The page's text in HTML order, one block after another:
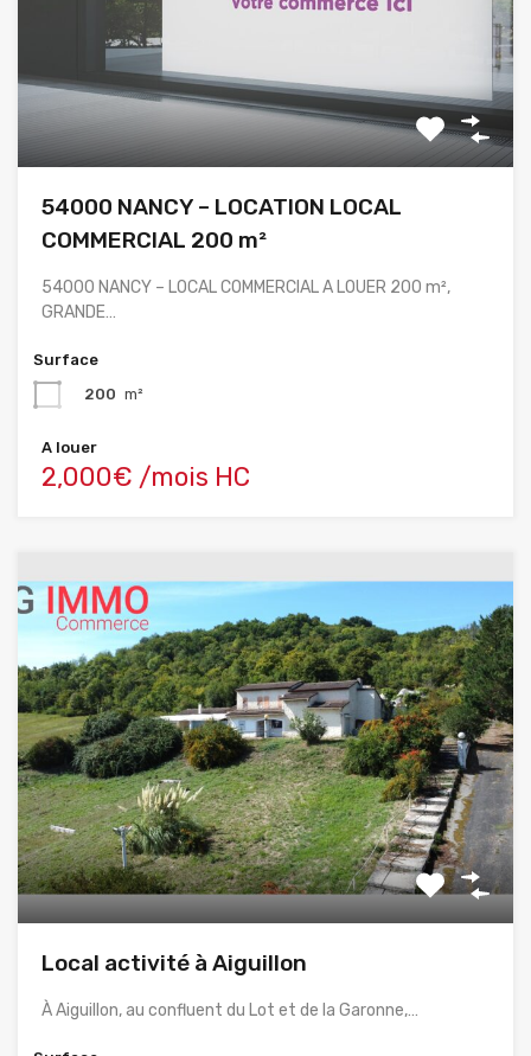
54000 NANCY – LOCATION LOCAL
COMMERCIAL 200 m²
54000 NANCY – LOCAL COMMERCIAL A LOUER 200 m²,
GRANDE…
Surface
200 m²
A louer
2,000€ /mois HC
Local activité à Aiguillon
À Aiguillon, au confluent du Lot et de la Garonne,…